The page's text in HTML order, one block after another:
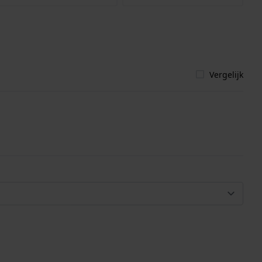
Vergelijk